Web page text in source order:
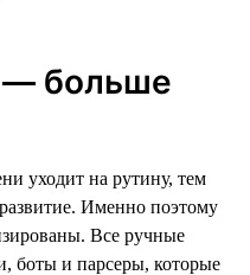
больше
уходит на рутину, тем
Именно поэтому
Все ручные
боты и парсеры, которые